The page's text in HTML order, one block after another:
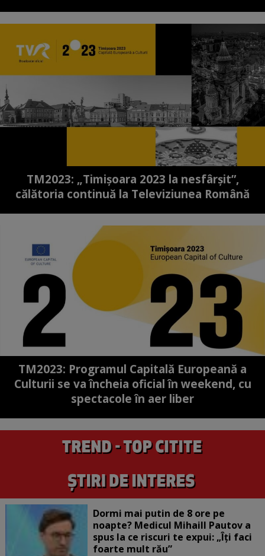
TM2023: „Timişoara 2023 la nesfârşit”,
călătoria continuă la Televiziunea Română
TM2023: Programul Capitală Europeană a
Culturii se va încheia oficial în weekend, cu
spectacole în aer liber
Dormi mai putin de 8 ore pe
noapte? Medicul Mihaill Pautov a
spus la ce riscuri te expui: „Îți faci
foarte mult rău”